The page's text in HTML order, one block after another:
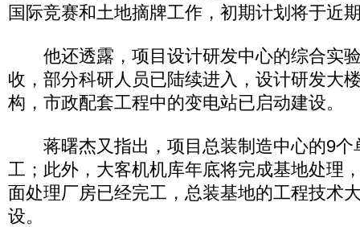
国际竞赛和土地摘牌工作，初期计划将于近
他还透露，项目设计研发中心的综合实
收，部分科研人员已陆续进入，设计研发大
构，市政配套工程中的变电站已启动建设。
蒋曙杰又指出，项目总装制造中心的9个
工；此外，大客机机库年底将完成基地处理
面处理厂房已经完工，总装基地的工程技术
设。